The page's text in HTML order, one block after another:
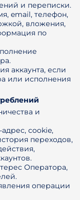
и переписки.
email, телефон,
вложения,
по
аккаунта, если
или исполнения
и
адрес, cookie,
переходов,
Оператора,
операции